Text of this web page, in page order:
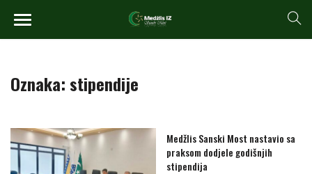
Oznaka:stipendije
Medžlis Sanski Most nastavio sa
praksom dodjele godišnjih
stipendija